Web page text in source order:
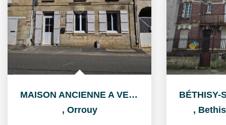
MAISON ANCIENNE A VENDRE PROCHE CREPY-EN-VALOIS - IDEAL...
, Orrouy ,